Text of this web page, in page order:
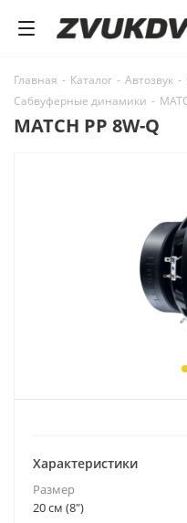
Главная - Каталог - Автозвук -
Сабвуферные динамики -
MATCH PP 8W-Q
Характеристики
Размер
20 см (8")